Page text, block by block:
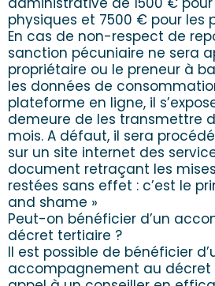
physiques et 7500 € pour les
En cas de non-respect de
sanction pécuniaire ne sera
propriétaire ou le preneur à
les données de
plateforme en ligne, il
demeure de les transmettre
mois. A défaut, il sera
sur un site internet des
document retraçant les
restées sans effet : c’est le
and shame »
Peut-on bénéficier d’un
décret tertiaire ?
Il est possible de bénéficier
accompagnement au décret